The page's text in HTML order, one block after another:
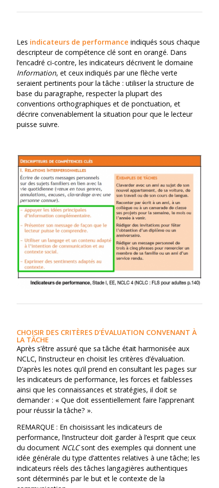
Les indicateurs de performance indiqués sous chaque
descripteur de compétence clé sont en orangé. Dans
l’encadré ci-contre, les indicateurs décrivent le domaine
Information, et ceux indiqués par une flèche verte
seraient pertinents pour la tâche : utiliser la structure de
base du paragraphe, respecter la plupart des
conventions orthographiques et de ponctuation, et
décrire convenablement la situation pour que le lecteur
puisse suivre.
CHOISIR DES CRITÈRES D’ÉVALUATION CONVENANT À
LA TÂCHE
Après s’être assuré que sa tâche était harmonisée aux
NCLC, l’instructeur en choisit les critères d’évaluation.
D’après les notes qu’il prend en consultant les pages sur
les indicateurs de performance, les forces et faiblesses
ainsi que les connaissances et stratégies, il doit se
demander : « Que doit essentiellement faire l’apprenant
pour réussir la tâche? ».
REMARQUE : En choisissant les indicateurs de
performance, l’instructeur doit garder à l’esprit que ceux
du document NCLCsont des exemples qui donnent une
idée générale du type d’attentes relatives à une tâche; les
indicateurs réels des tâches langagières authentiques
sont déterminés par le but et le contexte de la